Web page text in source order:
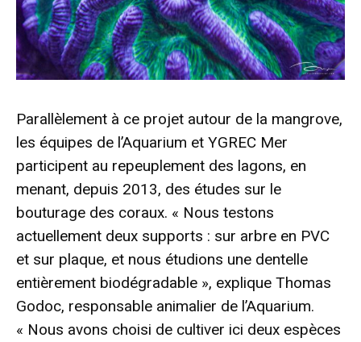
Parallèlement à ce projet autour de la mangrove,
les équipes de l’Aquarium et YGREC Mer
participent au repeuplement des lagons, en
menant, depuis 2013, des études sur le
bouturage des coraux. « Nous testons
actuellement deux supports : sur arbre en PVC
et sur plaque, et nous étudions une dentelle
entièrement biodégradable », explique Thomas
Godoc, responsable animalier de l’Aquarium.
« Nous avons choisi de cultiver ici deux espèces